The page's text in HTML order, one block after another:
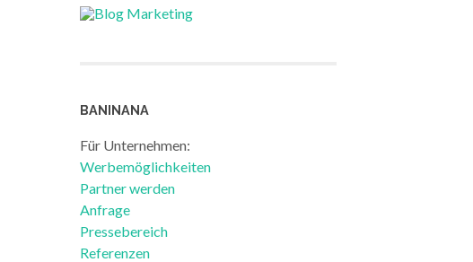
BANINANA
Für Unternehmen:
Werbemöglichkeiten
Partner werden
Anfrage
Pressebereich
Referenzen